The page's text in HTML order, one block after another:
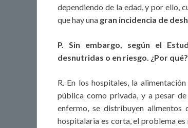
dependiendo de la edad, y por ello,
que hay una gran incidencia de
P. Sin embargo, según el
desnutridas o en riesgo. ¿Por qué?
R. En los hospitales, la alimentación
pública como privada, y a pesar
enfermo, se distribuyen
hospitalaria es corta, el problema es